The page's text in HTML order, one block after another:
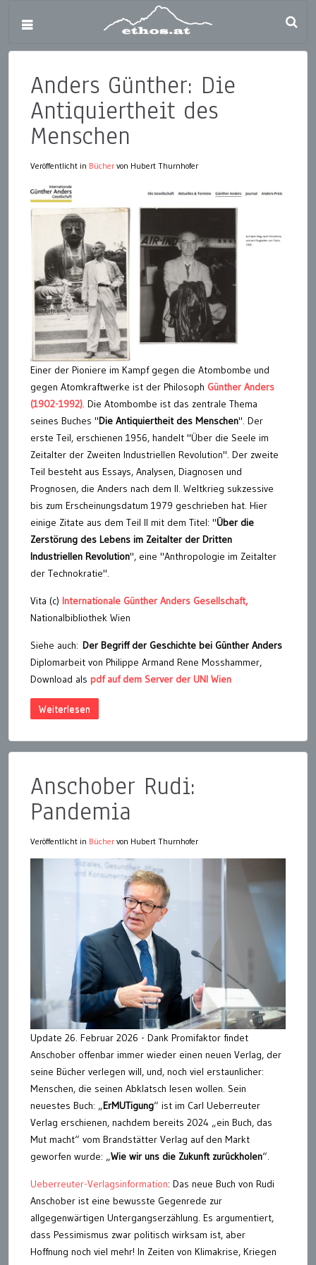
Anders Günther: Die
Antiquiertheit des
Menschen
Veröffentlicht in Bücher von Hubert Thurnhofer
Einer der Pioniere im Kampf gegen die Atombombe und
gegen Atomkraftwerke ist der Philosoph Günther Anders
(1902-1992). Die Atombombe ist das zentrale Thema
seines Buches "Die Antiquiertheit des Menschen". Der
erste Teil, erschienen 1956, handelt "Über die Seele im
Zeitalter der Zweiten Industriellen Revolution". Der zweite
Teil besteht aus Essays, Analysen, Diagnosen und
Prognosen, die Anders nach dem II. Weltkrieg sukzessive
bis zum Erscheinungsdatum 1979 geschrieben hat. Hier
einige Zitate aus dem Teil II mit dem Titel: "Über die
Zerstörung des Lebens im Zeitalter der Dritten
Industriellen Revolution", eine "Anthropologie im Zeitalter
der Technokratie".
Vita (c) Internationale Günther Anders Gesellschaft,
Nationalbibliothek Wien
Siehe auch: Der Begriff der Geschichte bei Günther Anders
Diplomarbeit von Philippe Armand Rene Mosshammer,
Download als pdf auf dem Server der UNI Wien
Weiterlesen
Anschober Rudi:
Pandemia
Veröffentlicht in Bücher von Hubert Thurnhofer
Update 26. Februar 2026 - Dank Promifaktor findet
Anschober offenbar immer wieder einen neuen Verlag, der
seine Bücher verlegen will, und, noch viel erstaunlicher:
Menschen, die seinen Abklatsch lesen wollen. Sein
neuestes Buch: „ErMUTigung“ ist im Carl Ueberreuter
Verlag erschienen, nachdem bereits 2024 „ein Buch, das
Mut macht“ vom Brandstätter Verlag auf den Markt
geworfen wurde: „Wie wir uns die Zukunft zurückholen“.
Ueberreuter-Verlagsinformation: Das neue Buch von Rudi
Anschober ist eine bewusste Gegenrede zur
allgegenwärtigen Untergangserzählung. Es argumentiert,
dass Pessimismus zwar politisch wirksam ist, aber
Hoffnung noch viel mehr! In Zeiten von Klimakrise, Kriegen